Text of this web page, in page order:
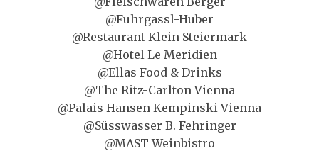
@Fuhrgassl-Huber
@Restaurant Klein Steiermark
@Hotel Le Meridien
@Ellas Food & Drinks
@The Ritz-Carlton Vienna
@Palais Hansen Kempinski Vienna
@Süsswasser B. Fehringer
@MAST Weinbistro